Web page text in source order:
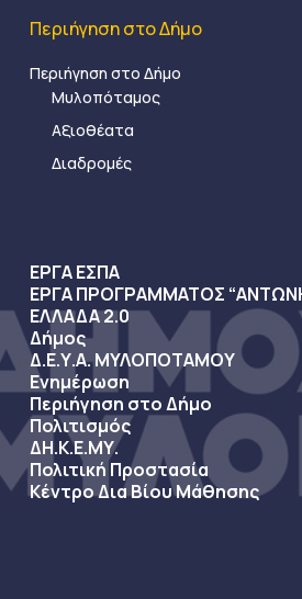
Περιήγηση στο Δήμο
Περιήγηση στο Δήμο
Μυλοπόταμος
Αξιοθέατα
Διαδρομές
ΕΡΓΑ ΕΣΠΑ
ΕΡΓΑ ΠΡΟΓΡΑΜΜΑΤΟΣ
ΕΛΛΑΔΑ 2.0
Δήμος
Δ.Ε.Υ.Α. ΜΥΛΟΠΟΤΑΜΟΥ
Ενημέρωση
Περιήγηση στο Δήμο
Πολιτισμός
ΔΗ.Κ.Ε.ΜΥ.
Πολιτική Προστασία
Κέντρο Δια Βίου Μάθησης